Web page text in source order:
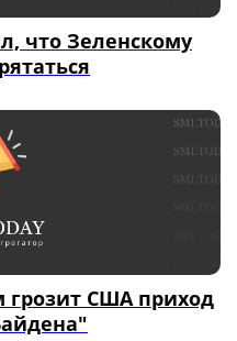
что Зеленскому
США приход